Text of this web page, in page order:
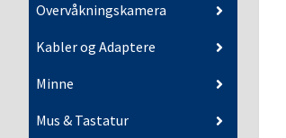
Overvåkningskamera
Kabler og Adaptere
Minne
Mus & Tastatur